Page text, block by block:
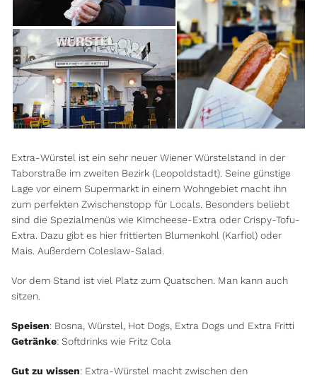
Extra-Würstel ist ein sehr neuer Wiener Würstelstand in der
Taborstraße im zweiten Bezirk (Leopoldstadt). Seine günstige
Lage vor einem Supermarkt in einem Wohngebiet macht ihn
zum perfekten Zwischenstopp für Locals. Besonders beliebt
sind die Spezialmenüs wie Kimcheese-Extra oder Crispy-Tofu-
Extra. Dazu gibt es hier frittierten Blumenkohl (Karfiol) oder
Mais. Außerdem Coleslaw-Salad.
Vor dem Stand ist viel Platz zum Quatschen. Man kann auch
sitzen.
Speisen: Bosna, Würstel, Hot Dogs, Extra Dogs und Extra Fritti
Getränke: Softdrinks wie Fritz Cola
Gut zu wissen: Extra-Würstel macht zwischen den